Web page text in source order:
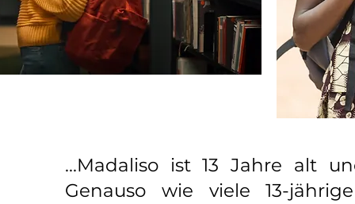
...Madaliso ist 13 Jahre alt
Genauso wie viele 13-